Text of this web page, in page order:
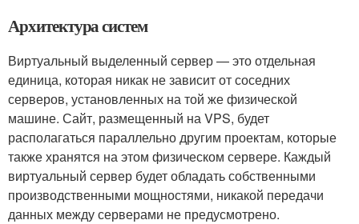
Архитектура систем
Виртуальный выделенный сервер — это отдельная
единица, которая никак не зависит от соседних
серверов, установленных на той же физической
машине. Сайт, размещенный на VPS, будет
располагаться параллельно другим проектам, которые
также хранятся на этом физическом сервере. Каждый
виртуальный сервер будет обладать собственными
производственными мощностями, никакой передачи
данных между серверами не предусмотрено.